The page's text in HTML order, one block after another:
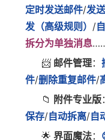
定时发送邮件/发
发（高级规则） /
拆分为单独消息
📨 邮件管理：
件/删除重复邮件/
📁 附件专业版
保存/自动拆离/自
🌟 界面魔法：